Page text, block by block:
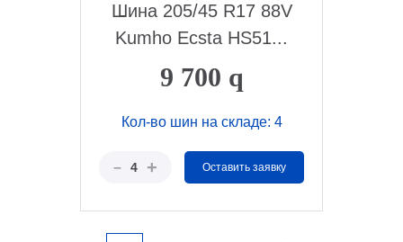
Шина 205/45 R17 88V
Kumho Ecsta HS51...
9 700 q
Кол-во шин на складе: 4
– 4 + Оставить заявку